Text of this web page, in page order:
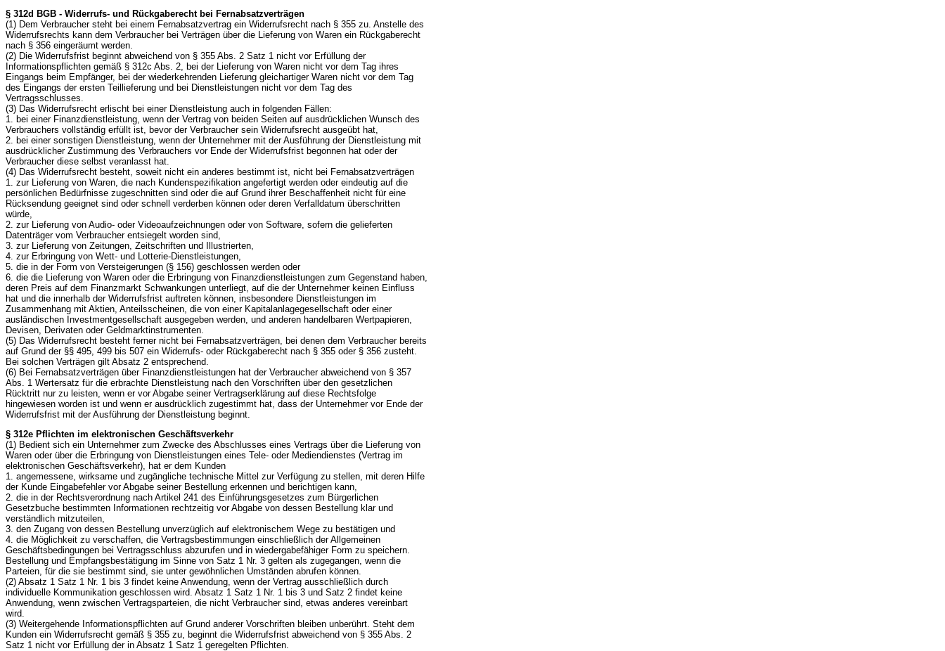
§ 312d BGB - Widerrufs- und Rückgaberecht bei Fernabsatzverträgen
(1) Dem Verbraucher steht bei einem Fernabsatzvertrag ein Widerrufsrecht nach § 355 zu. Anstelle des
Widerrufsrechts kann dem Verbraucher bei Verträgen über die Lieferung von Waren ein Rückgaberecht
nach § 356 eingeräumt werden.
(2) Die Widerrufsfrist beginnt abweichend von § 355 Abs. 2 Satz 1 nicht vor Erfüllung der
Informationspflichten gemäß § 312c Abs. 2, bei der Lieferung von Waren nicht vor dem Tag ihres
Eingangs beim Empfänger, bei der wiederkehrenden Lieferung gleichartiger Waren nicht vor dem Tag
des Eingangs der ersten Teillieferung und bei Dienstleistungen nicht vor dem Tag des
Vertragsschlusses.
(3) Das Widerrufsrecht erlischt bei einer Dienstleistung auch in folgenden Fällen:
1. bei einer Finanzdienstleistung, wenn der Vertrag von beiden Seiten auf ausdrücklichen Wunsch des
Verbrauchers vollständig erfüllt ist, bevor der Verbraucher sein Widerrufsrecht ausgeübt hat,
2. bei einer sonstigen Dienstleistung, wenn der Unternehmer mit der Ausführung der Dienstleistung mit
ausdrücklicher Zustimmung des Verbrauchers vor Ende der Widerrufsfrist begonnen hat oder der
Verbraucher diese selbst veranlasst hat.
(4) Das Widerrufsrecht besteht, soweit nicht ein anderes bestimmt ist, nicht bei Fernabsatzverträgen
1. zur Lieferung von Waren, die nach Kundenspezifikation angefertigt werden oder eindeutig auf die
persönlichen Bedürfnisse zugeschnitten sind oder die auf Grund ihrer Beschaffenheit nicht für eine
Rücksendung geeignet sind oder schnell verderben können oder deren Verfalldatum überschritten
würde,
2. zur Lieferung von Audio- oder Videoaufzeichnungen oder von Software, sofern die gelieferten
Datenträger vom Verbraucher entsiegelt worden sind,
3. zur Lieferung von Zeitungen, Zeitschriften und Illustrierten,
4. zur Erbringung von Wett- und Lotterie-Dienstleistungen,
5. die in der Form von Versteigerungen (§ 156) geschlossen werden oder
6. die die Lieferung von Waren oder die Erbringung von Finanzdienstleistungen zum Gegenstand haben,
deren Preis auf dem Finanzmarkt Schwankungen unterliegt, auf die der Unternehmer keinen Einfluss
hat und die innerhalb der Widerrufsfrist auftreten können, insbesondere Dienstleistungen im
Zusammenhang mit Aktien, Anteilsscheinen, die von einer Kapitalanlagegesellschaft oder einer
ausländischen Investmentgesellschaft ausgegeben werden, und anderen handelbaren Wertpapieren,
Devisen, Derivaten oder Geldmarktinstrumenten.
(5) Das Widerrufsrecht besteht ferner nicht bei Fernabsatzverträgen, bei denen dem Verbraucher bereits
auf Grund der §§ 495, 499 bis 507 ein Widerrufs- oder Rückgaberecht nach § 355 oder § 356 zusteht.
Bei solchen Verträgen gilt Absatz 2 entsprechend.
(6) Bei Fernabsatzverträgen über Finanzdienstleistungen hat der Verbraucher abweichend von § 357
Abs. 1 Wertersatz für die erbrachte Dienstleistung nach den Vorschriften über den gesetzlichen
Rücktritt nur zu leisten, wenn er vor Abgabe seiner Vertragserklärung auf diese Rechtsfolge
hingewiesen worden ist und wenn er ausdrücklich zugestimmt hat, dass der Unternehmer vor Ende der
Widerrufsfrist mit der Ausführung der Dienstleistung beginnt.
§ 312e Pflichten im elektronischen Geschäftsverkehr
(1) Bedient sich ein Unternehmer zum Zwecke des Abschlusses eines Vertrags über die Lieferung von
Waren oder über die Erbringung von Dienstleistungen eines Tele- oder Mediendienstes (Vertrag im
elektronischen Geschäftsverkehr), hat er dem Kunden
1. angemessene, wirksame und zugängliche technische Mittel zur Verfügung zu stellen, mit deren Hilfe
der Kunde Eingabefehler vor Abgabe seiner Bestellung erkennen und berichtigen kann,
2. die in der Rechtsverordnung nach Artikel 241 des Einführungsgesetzes zum Bürgerlichen
Gesetzbuche bestimmten Informationen rechtzeitig vor Abgabe von dessen Bestellung klar und
verständlich mitzuteilen,
3. den Zugang von dessen Bestellung unverzüglich auf elektronischem Wege zu bestätigen und
4. die Möglichkeit zu verschaffen, die Vertragsbestimmungen einschließlich der Allgemeinen
Geschäftsbedingungen bei Vertragsschluss abzurufen und in wiedergabefähiger Form zu speichern.
Bestellung und Empfangsbestätigung im Sinne von Satz 1 Nr. 3 gelten als zugegangen, wenn die
Parteien, für die sie bestimmt sind, sie unter gewöhnlichen Umständen abrufen können.
(2) Absatz 1 Satz 1 Nr. 1 bis 3 findet keine Anwendung, wenn der Vertrag ausschließlich durch
individuelle Kommunikation geschlossen wird. Absatz 1 Satz 1 Nr. 1 bis 3 und Satz 2 findet keine
Anwendung, wenn zwischen Vertragsparteien, die nicht Verbraucher sind, etwas anderes vereinbart
wird.
(3) Weitergehende Informationspflichten auf Grund anderer Vorschriften bleiben unberührt. Steht dem
Kunden ein Widerrufsrecht gemäß § 355 zu, beginnt die Widerrufsfrist abweichend von § 355 Abs. 2
Satz 1 nicht vor Erfüllung der in Absatz 1 Satz 1 geregelten Pflichten.